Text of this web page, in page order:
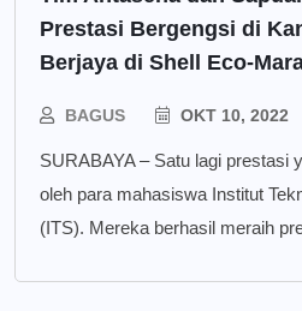
Prestasi Bergengsi di
Berjaya di Shell Eco-
BAGUS OKT 10, 2022
SURABAYA – Satu lagi prestasi
oleh para mahasiswa Institut
(ITS). Mereka berhasil meraih